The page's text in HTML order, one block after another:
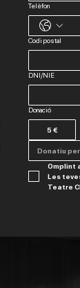
Telèfon
Codi postal
DNI/NIE
Donació
5 €
Omplint
Les
Teatre